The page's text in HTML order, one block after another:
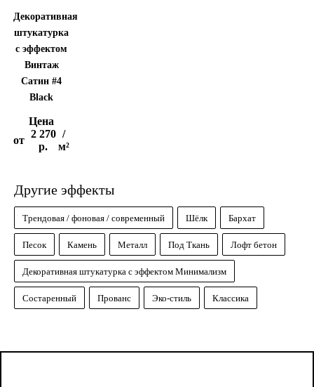
Декоративная
штукатурка
с эффектом
Винтаж
Сатин #4
Black
Цена
от
2 270
р.
/
м²
Другие эффекты
Трендовая / фоновая / современный Шёлк Бархат
Песок Камень Металл Под Ткань Лофт бетон
Декоративная штукатурка с эффектом Минимализм
Состаренный Прованс Эко-стиль Классика